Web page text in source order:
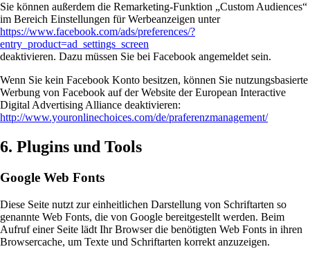
Sie können außerdem die Remarketing-Funktion „Custom Audiences“
im Bereich Einstellungen für Werbeanzeigen unter
https://www.facebook.com/ads/preferences/?
entry_product=ad_settings_screen
deaktivieren. Dazu müssen Sie bei Facebook angemeldet sein.
Wenn Sie kein Facebook Konto besitzen, können Sie nutzungsbasierte
Werbung von Facebook auf der Website der European Interactive
Digital Advertising Alliance deaktivieren:
http://www.youronlinechoices.com/de/praferenzmanagement/
6. Plugins und Tools
Google Web Fonts
Diese Seite nutzt zur einheitlichen Darstellung von Schriftarten so
genannte Web Fonts, die von Google bereitgestellt werden. Beim
Aufruf einer Seite lädt Ihr Browser die benötigten Web Fonts in ihren
Browsercache, um Texte und Schriftarten korrekt anzuzeigen.